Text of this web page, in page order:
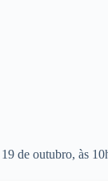
de outubro, às